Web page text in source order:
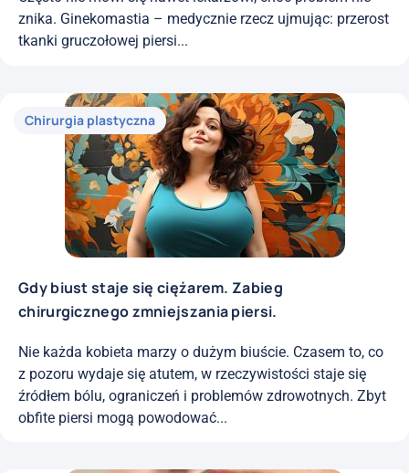
znika. Ginekomastia – medycznie rzecz ujmując: przerost
tkanki gruczołowej piersi...
Chirurgia plastyczna
Gdy biust staje się ciężarem. Zabieg
chirurgicznego zmniejszania piersi.
Nie każda kobieta marzy o dużym biuście. Czasem to, co
z pozoru wydaje się atutem, w rzeczywistości staje się
źródłem bólu, ograniczeń i problemów zdrowotnych. Zbyt
obfite piersi mogą powodować...